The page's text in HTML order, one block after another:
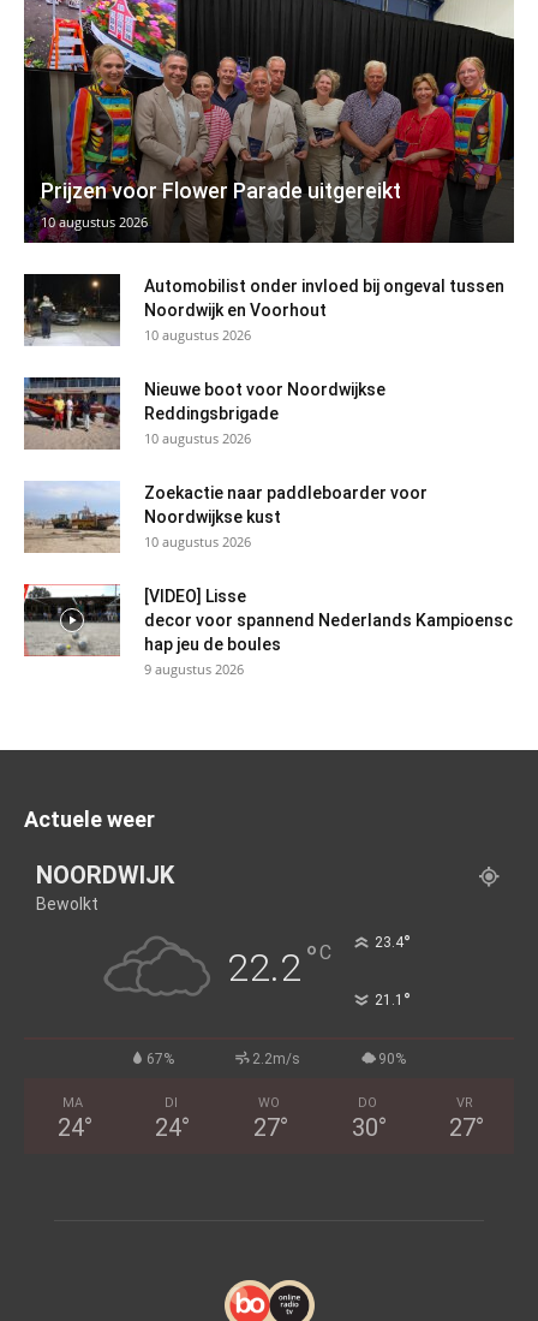
Prijzen voor Flower Parade uitgereikt
10 augustus 2026
Automobilist onder invloed bij ongeval tussen
Noordwijk en Voorhout
10 augustus 2026
Nieuwe boot voor Noordwijkse
Reddingsbrigade
10 augustus 2026
Zoekactie naar paddleboarder voor
Noordwijkse kust
10 augustus 2026
[VIDEO] Lisse
decor voor spannend Nederlands Kampioensc
hap jeu de boules
9 augustus 2026
Actuele weer
NOORDWIJK
Bewolkt
22.2°C 23.4°
21.1 °
67% 2.2m/s 90%
MA
24°
DI
24°
WO
27°
DO
30°
VR
27°